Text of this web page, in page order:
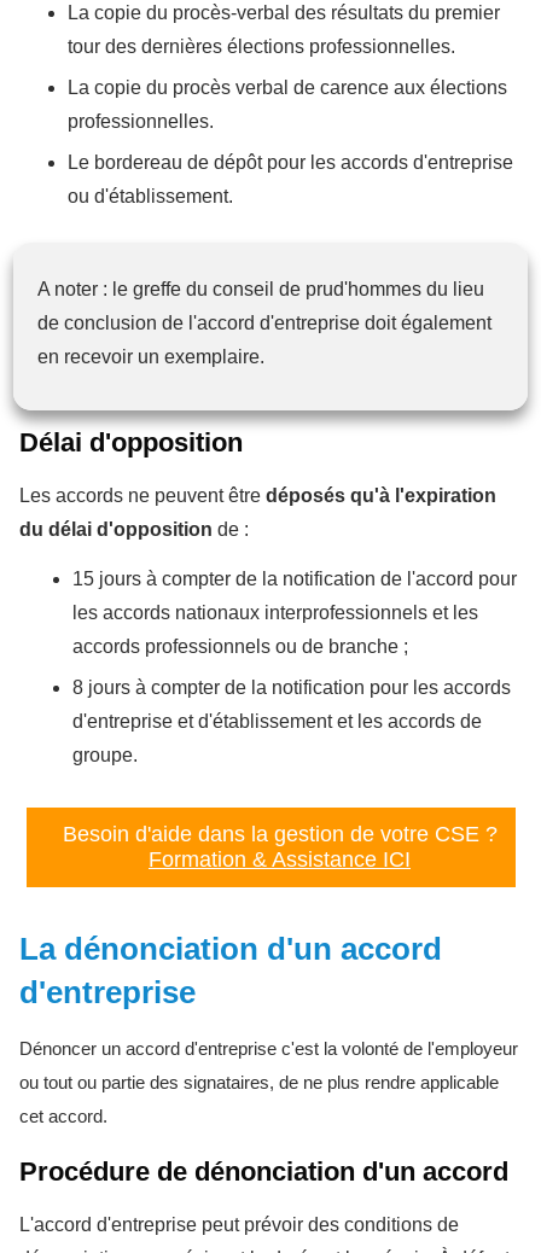
La copie du procès-verbal des résultats du premier
tour des dernières élections professionnelles.
La copie du procès verbal de carence aux élections
professionnelles.
Le bordereau de dépôt pour les accords d'entreprise
ou d'établissement.
A noter : le greffe du conseil de prud'hommes du lieu
de conclusion de l'accord d'entreprise doit également
en recevoir un exemplaire.
Délai d'opposition
Les accords ne peuvent être déposés qu'à l'expiration
du délai d'opposition de :
15 jours à compter de la notification de l'accord pour
les accords nationaux interprofessionnels et les
accords professionnels ou de branche ;
8 jours à compter de la notification pour les accords
d'entreprise et d'établissement et les accords de
groupe.
Besoin d'aide dans la gestion de votre CSE ?
Formation & Assistance ICI
La dénonciation d'un accord
d'entreprise
Dénoncer un accord d'entreprise c'est la volonté de l'employeur
ou tout ou partie des signataires, de ne plus rendre applicable
cet accord.
Procédure de dénonciation d'un accord
L'accord d'entreprise peut prévoir des conditions de